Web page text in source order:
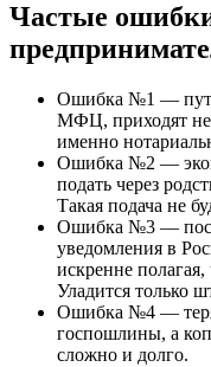
Частые
Ошибка №1 —
МФЦ, приходят
именно
Ошибка №2 —
подать через
Такая подача не
Ошибка №3 —
уведомления в
искренне полагая,
Уладится только
Ошибка №4 —
госпошлины, а
сложно и долго.